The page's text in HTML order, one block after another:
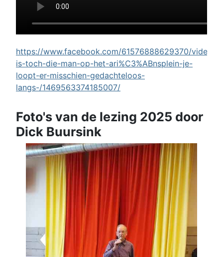
https://www.facebook.com/61576888629370/videos/
is-toch-die-man-op-het-ari%C3%ABnsplein-je-
loopt-er-misschien-gedachteloos-
langs-/1469563374185007/
Foto's van de lezing 2025 door
Dick Buursink